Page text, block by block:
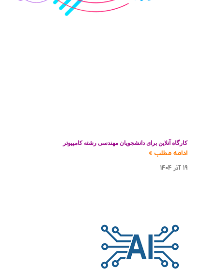
کارگاه آنلاین برای دانشجویان مهندسی رشته کامپیوتر
ادامه مطلب »
19 آذر 1404